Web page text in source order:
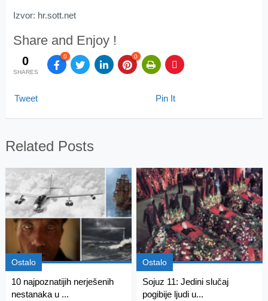
Izvor: hr.sott.net
Share and Enjoy !
0
SHARES
0 0
Tweet Pin It
Related Posts
Ostalo
10 najpoznatijih nerješenih
nestanaka u ...
Ostalo
Sojuz 11: Jedini slučaj
pogibije ljudi u...